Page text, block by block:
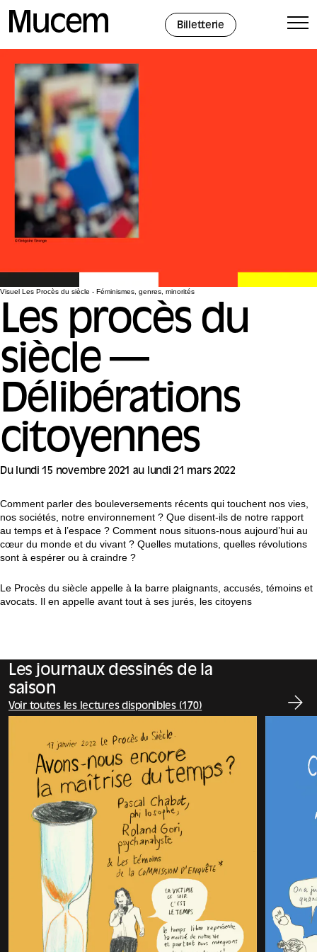
Billetterie
Visuel Les Procès du siècle - Féminismes, genres, minorités
Les procès du
siècle —
Délibérations
citoyennes
Du lundi 15 novembre 2021 au lundi 21 mars 2022
Comment parler des bouleversements récents qui touchent nos vies,
nos sociétés, notre environnement ? Que disent-ils de notre rapport
au temps et à l’espace ? Comment nous situons-nous aujourd’hui au
cœur du monde et du vivant ? Quelles mutations, quelles révolutions
sont à espérer ou à craindre ?
Le Procès du siècle appelle à la barre plaignants, accusés, témoins et
avocats. Il en appelle avant tout à ses jurés, les citoyens
Les journaux dessinés de la
saison
Voir toutes les lectures disponibles (170)